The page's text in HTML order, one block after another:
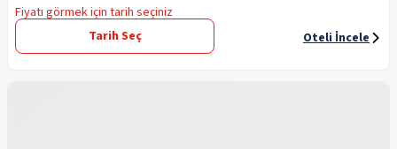
Fiyatı görmek için tarih seçiniz
Tarih Seç
Oteli İncele